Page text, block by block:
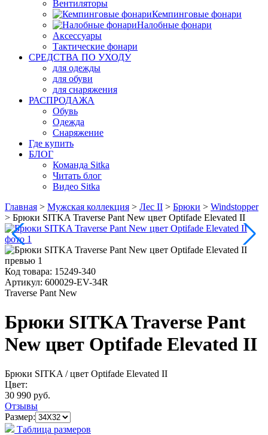
Вентиляторы
Кемпинговые фонари
Налобные фонари
Аксессуары
Тактические фонари
СРЕДСТВА ПО УХОДУ
для одежды
для обуви
для снаряжения
РАСПРОДАЖА
Обувь
Одежда
Снаряжение
Где купить
БЛОГ
Команда Sitka
Читать блог
Видео Sitka
Главная > Мужская коллекция > Лес II > Брюки > Windstopper
> Брюки SITKA Traverse Pant New цвет Optifade Elevated II
Код товара: 15249-340
Артикул: 600029-EV-34R
Traverse Pant New
Брюки SITKA Traverse Pant
New цвет Optifade Elevated II
Брюки SITKA / цвет Optifade Elevated II
Цвет:
30 990 руб.
Отзывы
Размер:
Таблица размеров